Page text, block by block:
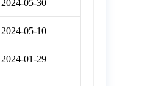
2024-05-30
2024-05-10
2024-01-29